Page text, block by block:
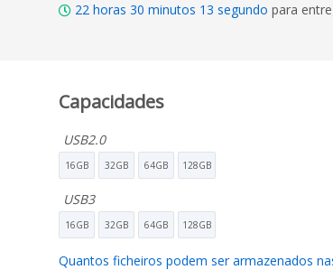
22 horas 30 minutos 13 segundo para
Capacidades
USB2.0
16GB 32GB 64GB 128GB
USB3
16GB 32GB 64GB 128GB
Quantos ficheiros podem ser armazenados